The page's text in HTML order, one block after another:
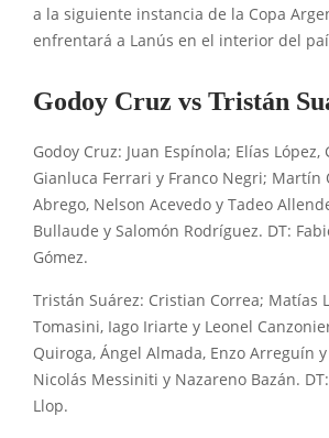
a la siguiente instancia de la Copa
enfrentará a Lanús en el interior del
Godoy Cruz vs Tristán
Godoy Cruz: Juan Espínola; Elías
Gianluca Ferrari y Franco Negri; Martín
Abrego, Nelson Acevedo y Tadeo
Bullaude y Salomón Rodríguez. DT:
Gómez.
Tristán Suárez: Cristian Correa; Matías
Tomasini, Iago Iriarte y Leonel
Quiroga, Ángel Almada, Enzo Arreguín
Nicolás Messiniti y Nazareno Bazán.
Llop.